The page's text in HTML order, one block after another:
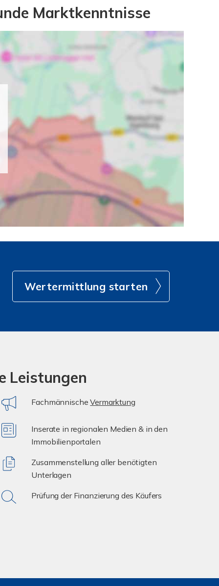
Marktkenntnisse
Wertermittlung starten
Leistungen
FachmännischeVermarktung
Inserate in regionalen Medien & in den
Immobilienportalen
Zusammenstellung aller benötigten
Unterlagen
Prüfung der Finanzierung des Käufers